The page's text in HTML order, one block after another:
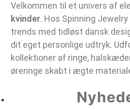
Velkommen til et univers af
kvinder. Hos Spinning
trends med tidløst dansk
dit eget personlige udtryk.
kollektioner af ringe,
øreringe skabt i ægte